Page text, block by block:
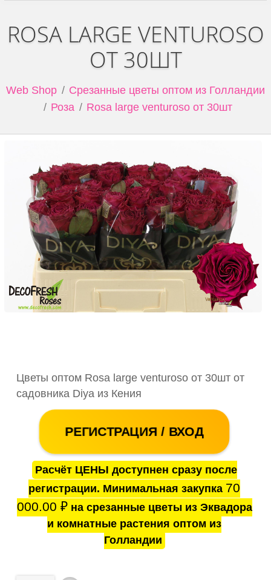
ROSA LARGE VENTUROSO
ОТ 30ШТ
Web Shop
Срезанные цветы оптом из Голландии
Роза
Rosa large venturoso от 30шт
Цветы оптом Rosa large venturoso от 30шт от
садовника Diya из Кения
РЕГИСТРАЦИЯ / ВХОД
Расчёт ЦЕНЫ доступнен сразу после
регистрации. Минимальная закупка 70
000.00 ₽на срезанные цветы из Эквадора
и комнатные растения оптом из
Голландии